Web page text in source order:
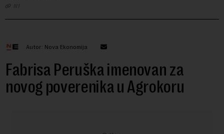
N1
Autor: Nova Ekonomija
Fabrisa Peruška imenovan za
novog poverenika u Agrokoru